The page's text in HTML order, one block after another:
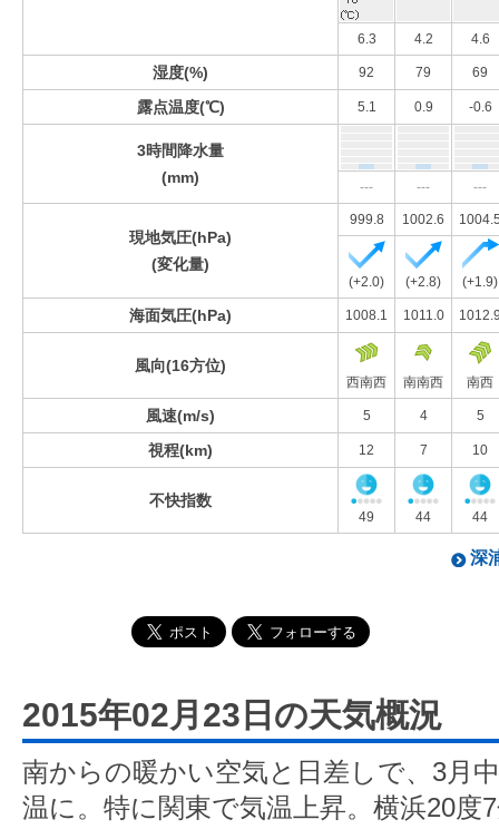
6.3 4.2 4.6
湿度(%) 92 79 69
露点温度(℃) 5.1 0.9 -0.6
3時間降水量
(mm)
--- --- ---
現地気圧(hPa)
(変化量)
999.8 1002.6
(+2.0) (+2.8) (+1.9)
海面気圧(hPa) 1008.1 1011.0
風向(16方位)
西南西 南南西 南西
風速(m/s) 5 4 5
視程(km) 12 7 10
不快指数
49 44 44
深
2015年02月23日の天気概況
南からの暖かい空気と日差しで、3月
温に。特に関東で気温上昇。横浜20度